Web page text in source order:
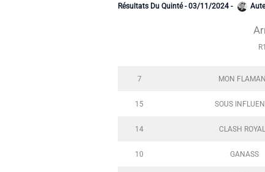
Résultats Du Quinté-03/11/2024 -
7 MON
15 SOUS
14 CLASH
10 GANASS